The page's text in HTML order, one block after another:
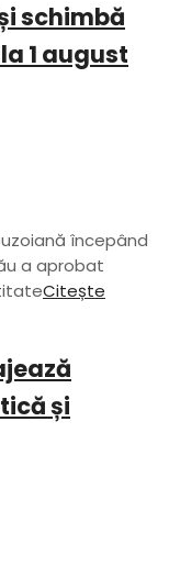
schimbă
1 august
începând
a aprobat
Citește
și